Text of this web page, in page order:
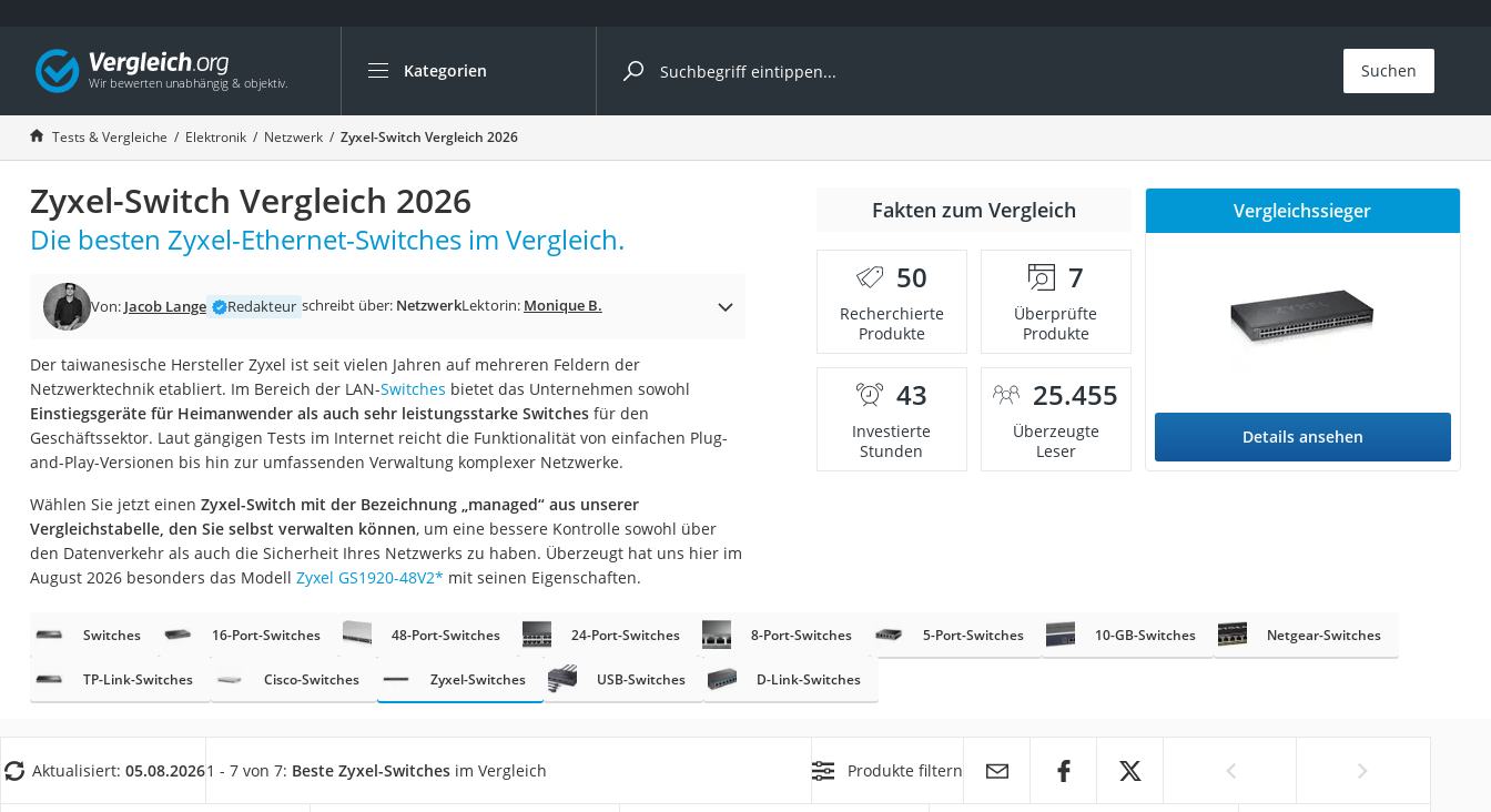
Kategorien
Die beliebtesten Vergleiche nach Kategorie
Elektronik
Powerstation
Monitor 32 Zoll 4K
Fernseher
Desktop-PC
Diascanner
Laser-Multifunktionsdrucker
Powerline-Adapter
Powerstation mit Solarpanel
Gaming-PC
Soundbar
17-Zoll-Laptop
Satellitenschüssel
Gaming-Headset
Schnurloses Telefon
Ladekabel Typ 2 Schuko
Suchen
Tests & Vergleiche Elektronik Netzwerk Zyxel-Switch Vergleich 2026
Zyxel-Switch Vergleich 2026
Die besten Zyxel-Ethernet-Switches im Vergleich.
Von: Jacob Lange Redakteur schreibt über: NetzwerkLektorin: Monique B.
Der taiwanesische Hersteller Zyxel ist seit vielen Jahren auf mehreren Feldern der
Netzwerktechnik etabliert. Im Bereich der LAN-Switches bietet das Unternehmen sowohl
Einstiegsgeräte für Heimanwender als auch sehr leistungsstarke Switchesfür den
Geschäftssektor. Laut gängigen Tests im Internet reicht die Funktionalität von einfachen Plug-
and-Play-Versionen bis hin zur umfassenden Verwaltung komplexer Netzwerke.
Wählen Sie jetzt einen Zyxel-Switch mit der Bezeichnung „managed“ aus unserer
Vergleichstabelle, den Sie selbst verwalten können, um eine bessere Kontrolle sowohl über
den Datenverkehr als auch die Sicherheit Ihres Netzwerks zu haben. Überzeugt hat uns hier im
August 2026 besonders das Modell Zyxel GS1920-48V2* mit seinen Eigenschaften.
Fakten zum Vergleich
50
Recherchierte
Produkte
7
Überprüfte
Produkte
43
Investierte
Stunden
25.455
Überzeugte
Leser
Vergleichssieger
Details ansehen
Switches 16-Port-Switches 48-Port-Switches 24-Port-Switches 8-Port-Switches 5-Port-Switches 10-GB-Switches Netgear-Switches
TP-Link-Switches Cisco-Switches Zyxel-Switches USB-Switches D-Link-Switches
Aktualisiert: 05.08.20261 - 7 von 7: Beste Zyxel-Switches im Vergleich Produkte filtern